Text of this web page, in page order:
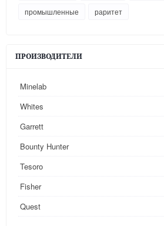
промышленные
раритет
ПРОИЗВОДИТЕЛИ
Minelab
Whites
Garrett
Bounty Hunter
Tesoro
Fisher
Quest